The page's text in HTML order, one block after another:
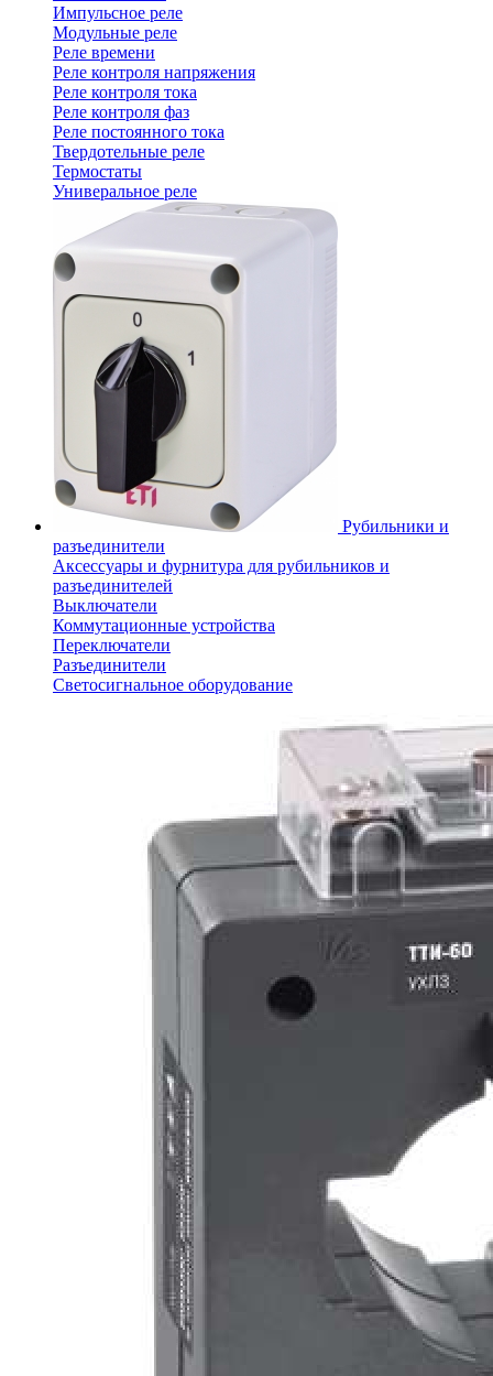
Импульсное реле
Модульные реле
Реле времени
Реле контроля напряжения
Реле контроля тока
Реле контроля фаз
Реле постоянного тока
Твердотельные реле
Термостаты
Универальное реле
Рубильники и
разъединители
Аксессуары и фурнитура для рубильников и
разъединителей
Выключатели
Коммутационные устройства
Переключатели
Разъединители
Светосигнальное оборудование